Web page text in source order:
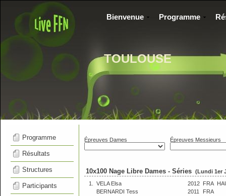
TOULOUSE
Bienvenue Programme
Programme
Résultats
Structures
Participants
Épreuves Dames Épreuves Messieurs
10x100 Nage Libre Dames - Séries (Lundi 1er
1.
VELA Elsa 2012 FRA
BERNARDI Tess
2011
FRA